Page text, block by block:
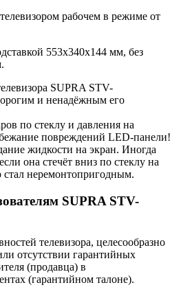
рабочем в режиме от
553x340x144 мм, без
SUPRA STV-
и ненадёжным его
по стеклу и давления на
повреждений LED-панели!
жидкости на экран. Иногда
она стечёт вниз по стеклу на
неремонтопригодным.
SUPRA STV-
телевизора, целесообразно
отсутствии гарантийных
(продавца) в
(гарантийном талоне).